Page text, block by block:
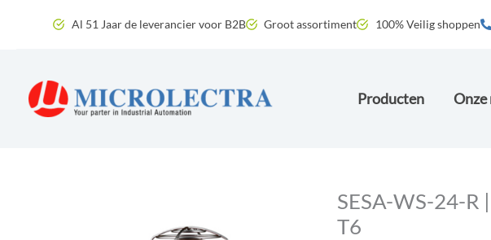
inhoud
Al 51 Jaar de leverancier voor B2B Groot assortiment 100% Veilig shoppen
Producten Onze
SESA-WS-24-R
T6